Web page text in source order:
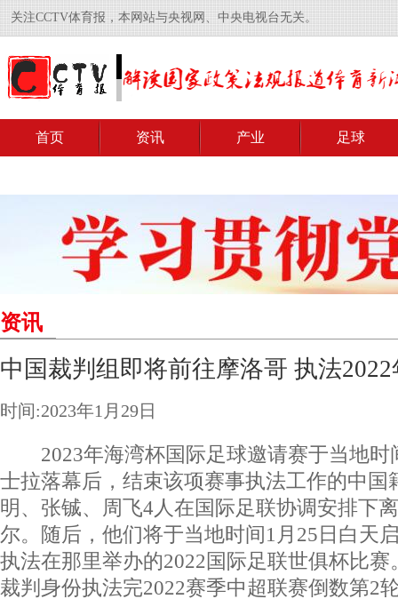
关注CCTV体育报，本网站与央视网、中央电视台无关。
首页 资讯 产业 足球
资讯
中国裁判组即将前往摩洛哥 执法
时间:2023年1月29日
2023年海湾杯国际足球邀请赛于当地时
士拉落幕后，结束该项赛事执法工作的中国
明、张铖、周飞4人在国际足联协调安排下
尔。随后，他们将于当地时间1月25日白天
执法在那里举办的2022国际足联世俱杯
裁判身份执法完2022赛季中超联赛倒数第2